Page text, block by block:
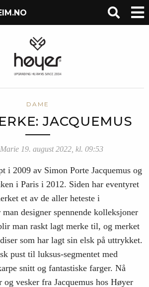
DAME
JACQUEMUS
19. august 2022, kl. 09:53
i 2009 av Simon Porte Jacquemus og
i Paris i 2012. Siden har eventyret
et av de aller heteste i
designer spennende kolleksjoner
man raskt lagt merke til, og merket
som har lagt sin elsk på uttrykket.
pust til luksus-segmentet med
snitt og fantastiske farger. Nå
vesker fra Jacquemus hos Høyer